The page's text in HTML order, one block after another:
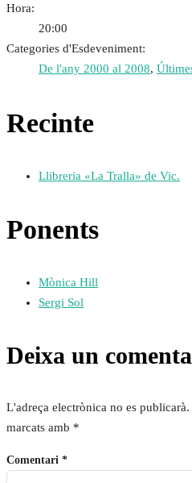
Hora:
20:00
Categories d'Esdeveniment:
De l'any 2000 al 2008,
Recinte
Llibreria «La Tralla» de Vic.
Ponents
Mònica Hill
Sergi Sol
Deixa un
L'adreça electrònica no es publicarà.
marcats amb *
Comentari *